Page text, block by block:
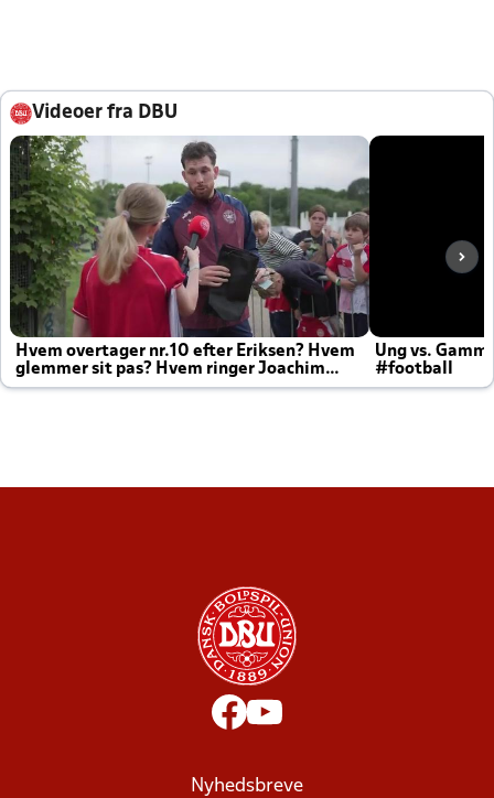
Videoer fra DBU
Hvem overtager nr.10 efter Eriksen? Hvem
glemmer sit pas? Hvem ringer Joachim
altid til efter kampe?
Ung vs.
#football
Nyhedsbreve